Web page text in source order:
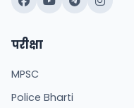
परीक्षा
MPSC
Police Bharti